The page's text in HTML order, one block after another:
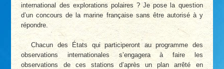
international des explorations polaires ? Je pose la question
d’un concours de la marine française sans être autorisé à y
répondre.
Chacun des États qui participeront au programme des
observations internationales s’engagera à faire les
observations de ces stations d’après un plan arrêté en